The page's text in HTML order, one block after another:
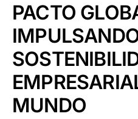
PACTO
MUNDO